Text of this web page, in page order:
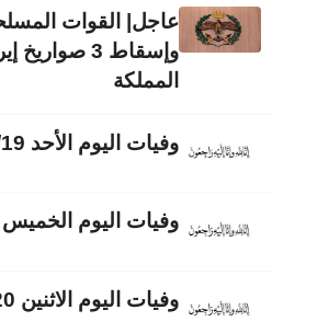
عاجل| القوات
وإسقاط 3
المملكة
وفيات اليوم الأحد 2026/7/19
وفيات اليوم الخميس 2026/7/23
وفيات اليوم الاثنين 2026/7/20